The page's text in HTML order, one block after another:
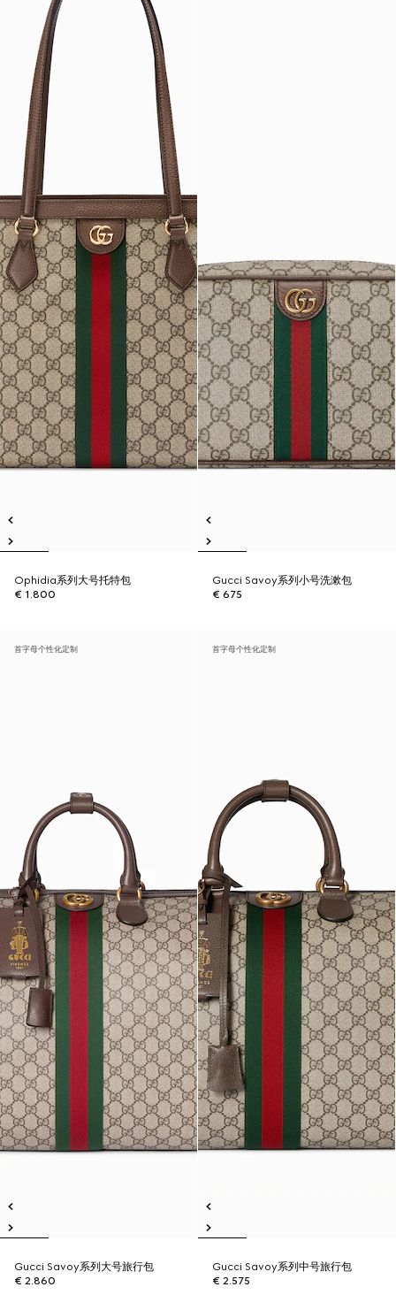
Ophidia系列大号托特包
€ 1.800
Gucci Savoy系列小号洗漱包
€ 675
首字母个性化定制
Gucci Savoy系列大号旅行包
€ 2.860
首字母个性化定制
Gucci Savoy系列中号旅行包
€ 2.575